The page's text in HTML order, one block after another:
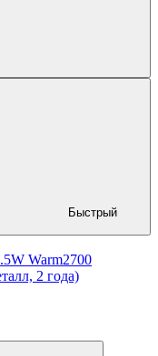
Быстрый
Warm2700
2 года)